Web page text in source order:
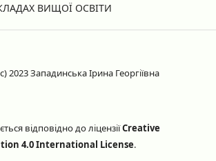
ВИЩОЇ ОСВІТИ
2023 Западинська Ірина Георгіївна
відповідно до ліцензіїCreative
4.0 International License.